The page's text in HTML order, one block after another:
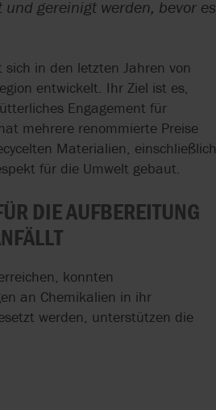
PUMP
CHERRY-
UND
FÖRDERN
ZUR
IN DER
gereinigt werden, bevor es
in den letzten Jahren von
entwickelt. Ihr Ziel ist es,
Engagement für
mehrere renommierte Preise
Materialien, einschließlich
für die Umwelt gebaut.
DIE AUFBEREITUNG
konnten
an Chemikalien in ihr
werden, unterstützen die